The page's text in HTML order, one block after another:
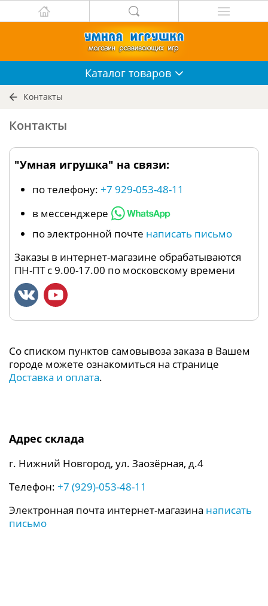
Каталог товаров
Контакты
Контакты
"Умная игрушка" на связи:
по телефону: +7 929-053-48-11
в мессенджере
по электронной почте написать письмо
Заказы в интернет-магазине обрабатываются
ПН-ПТ с 9.00-17.00 по московскому времени
Со списком пунктов самовывоза заказа в Вашем
городе можете ознакомиться на странице
Доставка и оплата.
Адрес склада
г. Нижний Новгород, ул. Заозёрная, д.4
Телефон: +7 (929)-053-48-11
Электронная почта интернет-магазина написать
письмо